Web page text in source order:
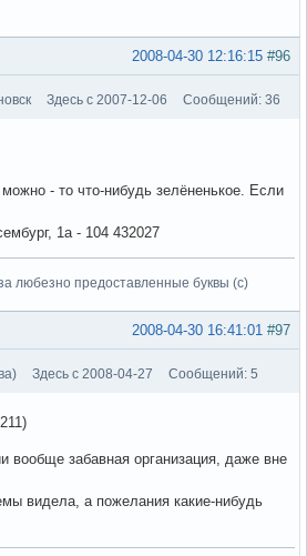
#96
2008-04-30 12:16:15
Здесь с 2007-12-06 Сообщений: 36
- то что-нибудь зелёненькое. Если
1а - 104 432027
любезно предоставленные буквы (с)
#97
2008-04-30 16:41:01
Здесь с 2008-04-27 Сообщений: 5
вообще забавная организация, даже вне
видела, а пожелания какие-нибудь